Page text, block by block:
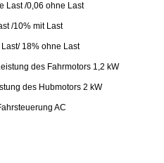
Last /0,06 ohne Last
/10% mit Last
18% ohne Last
des Fahrmotors 1,2 kW
des Hubmotors 2 kW
AC